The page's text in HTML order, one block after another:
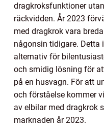
dragkroksfunktioner
räckvidden. År 2023
med dragkrok vara
någonsin tidigare. Detta
alternativ för
och smidig lösning för
på en husvagn. För att
och förståelse kommer
av elbilar med dragkrok
marknaden år 2023.